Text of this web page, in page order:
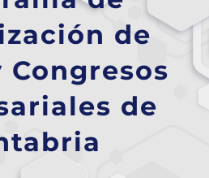
de
Congresos
de